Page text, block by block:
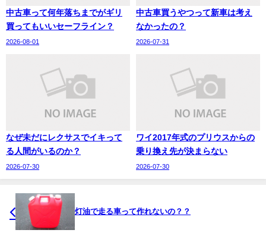
中古車って何年落ちまでがギリ
買ってもいいセーフライン？
2026-08-01
中古車買うやつって新車は考え
なかったの？
2026-07-31
なぜ未だにレクサスでイキって
る人間がいるのか？
2026-07-30
ワイ2017年式のプリウスからの
乗り換え先が決まらない
2026-07-30
灯油で走る車って作れないの？？